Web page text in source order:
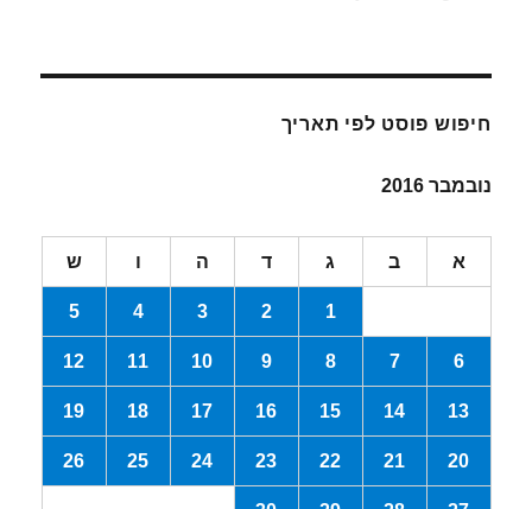
חיפוש פוסט לפי תאריך
נובמבר 2016
א ב ג ד ה ו ש
1
2
3
4
5
6
7
8
9
10
11
12
13
14
15
16
17
18
19
20
21
22
23
24
25
26